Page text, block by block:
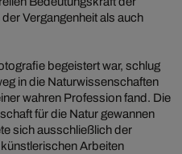
Vergangenheit als auch
begeistert war, schlug
in die Naturwissenschaften
wahren Profession fand. Die
für die Natur gewannen
sich ausschließlich der
Arbeiten